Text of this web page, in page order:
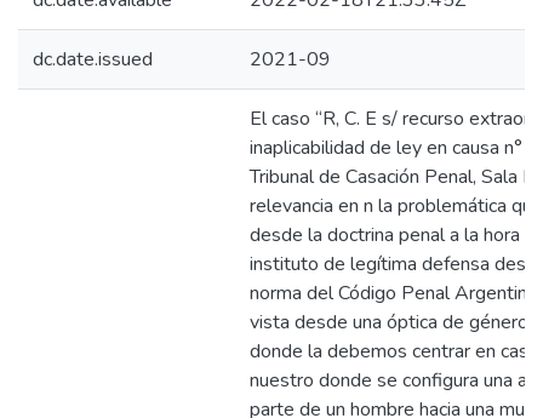
dc.date.issued 2021-09
El caso “R, C. E s/ recurso
inaplicabilidad de ley en causa n°
Tribunal de Casación Penal, Sala
relevancia en n la problemática
desde la doctrina penal a la hora
instituto de legítima defensa
norma del Código Penal
vista desde una óptica de género
donde la debemos centrar en
nuestro donde se configura una
parte de un hombre hacia una